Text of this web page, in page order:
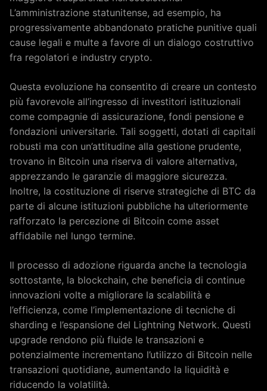
L’amministrazione statunitense, ad esempio, ha
progressivamente abbandonato pratiche punitive quali
cause legali e multe a favore di un dialogo costruttivo
fra regolatori e industry crypto.
Questa evoluzione ha consentito di creare un contesto
più favorevole all’ingresso di investitori istituzionali
come compagnie di assicurazione, fondi pensione e
fondazioni universitarie. Tali soggetti, dotati di capitali
robusti ma con un’attitudine alla gestione prudente,
trovano in Bitcoin una riserva di valore alternativa,
apprezzando le garanzie di maggiore sicurezza.
Inoltre, la costituzione di riserve strategiche di BTC da
parte di alcune istituzioni pubbliche ha ulteriormente
rafforzato la percezione di Bitcoin come asset
affidabile nel lungo termine.
Il processo di adozione riguarda anche la tecnologia
sottostante, la blockchain, che beneficia di continue
innovazioni volte a migliorare la scalabilità e
l’efficienza, come l’implementazione di tecniche di
sharding e l’espansione del Lightning Network. Questi
upgrade rendono più fluide le transazioni e
potenzialmente incrementano l’utilizzo di Bitcoin nelle
transazioni quotidiane, aumentando la liquidità e
riducendo la volatilità.